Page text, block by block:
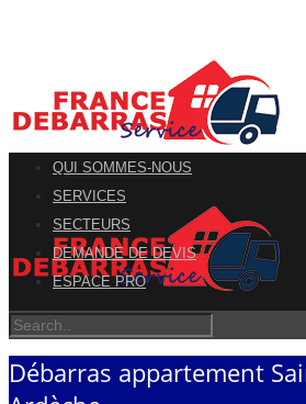
QUI SOMMES-NOUS
SERVICES
SECTEURS
DEMANDE DE DEVIS
ESPACE PRO
Débarras appartement